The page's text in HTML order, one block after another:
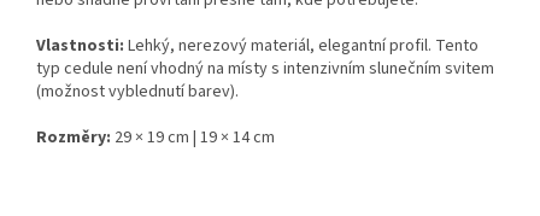
Vlastnosti: Lehký, nerezový materiál, elegantní profil. Tento
typ cedule není vhodný na místy s intenzivním slunečním svitem
(možnost vyblednutí barev).
Rozměry: 29 × 19 cm | 19 × 14 cm